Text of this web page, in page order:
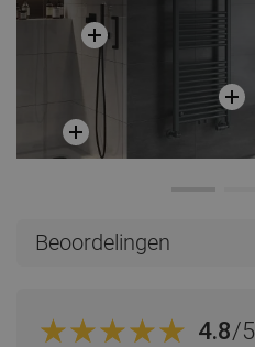
Beoordelingen
4.8/5